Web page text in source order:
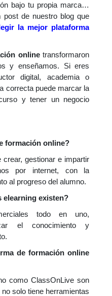
bajo tu propia marca…
de nuestro blog que
la mejor plataforma
onlinetransformaron
y enseñamos. Si eres
digital, academia o
correcta puede marcar la
y tener un negocio
formación online?
gestionar e impartir
por internet, con la
al progreso del alumno.
elearning existen?
todo en uno,
el conocimiento y
de formación online
como ClassOnLive son
solo tiene herramientas